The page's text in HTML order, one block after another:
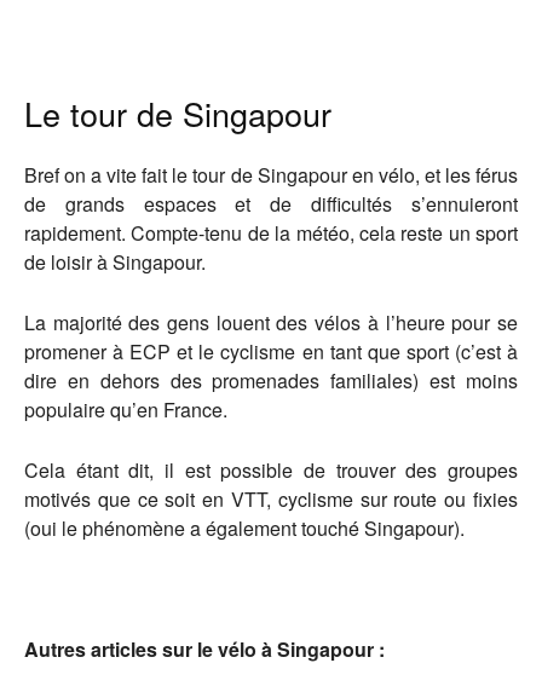
Le tour de Singapour
Bref on a vite fait le tour de Singapour en vélo, et les férus
de grands espaces et de difficultés s’ennuieront
rapidement. Compte-tenu de la météo, cela reste un sport
de loisir à Singapour.
La majorité des gens louent des vélos à l’heure pour se
promener à ECP et le cyclisme en tant que sport (c’est à
dire en dehors des promenades familiales) est moins
populaire qu’en France.
Cela étant dit, il est possible de trouver des groupes
motivés que ce soit en VTT, cyclisme sur route ou fixies
(oui le phénomène a également touché Singapour).
Autres articles sur le vélo à Singapour :